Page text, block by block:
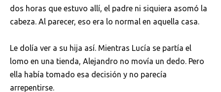
dos horas que estuvo allí, el padre ni siquiera asomó la
cabeza. Al parecer, eso era lo normal en aquella casa.
Le dolía ver a su hija así. Mientras Lucía se partía el
lomo en una tienda, Alejandro no movía un dedo. Pero
ella había tomado esa decisión y no parecía
arrepentirse.